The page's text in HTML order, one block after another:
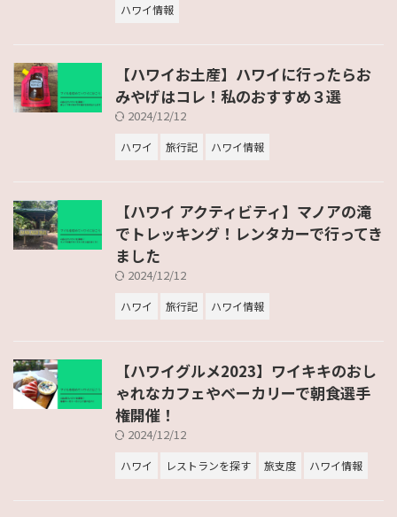
ハワイ情報
【ハワイお土産】ハワイに行ったらお
みやげはコレ！私のおすすめ３選
2024/12/12
ハワイ 旅行記 ハワイ情報
【ハワイ アクティビティ】マノアの滝
でトレッキング！レンタカーで行ってき
ました
2024/12/12
ハワイ 旅行記 ハワイ情報
【ハワイグルメ2023】ワイキキのおし
ゃれなカフェやベーカリーで朝食選手
権開催！
2024/12/12
ハワイ レストランを探す 旅支度 ハワイ情報